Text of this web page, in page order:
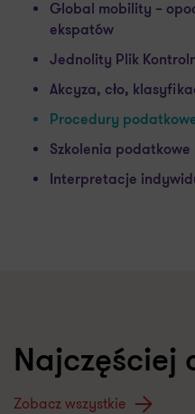
Global mobility –
ekspatów
Jednolity Plik
Akcyza, cło,
Procedury
Szkolenia podatkowe
Interpretacje
Najczęściej
Zobacz wszystkie